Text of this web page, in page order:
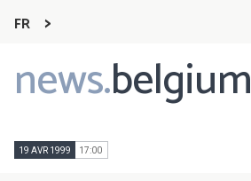
FR
news.belgium
Main
navigation
19 AVR 1999 17:00